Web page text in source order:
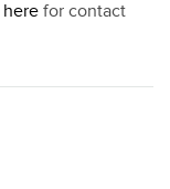
here for contact